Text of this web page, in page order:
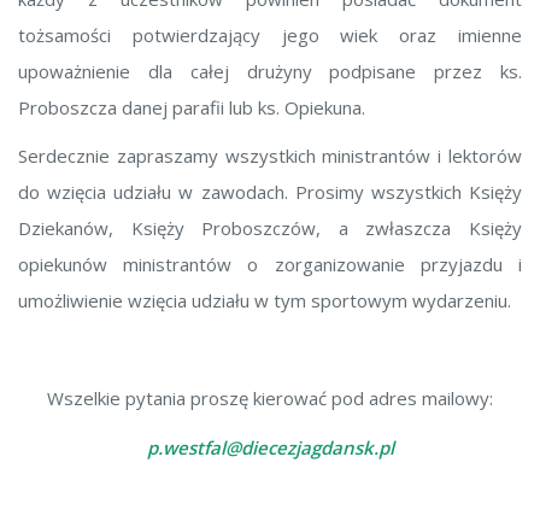
tożsamości potwierdzający jego wiek oraz imienne
upoważnienie dla całej drużyny podpisane przez ks.
Proboszcza danej parafii lub ks. Opiekuna.
Serdecznie zapraszamy wszystkich ministrantów i lektorów
do wzięcia udziału w zawodach. Prosimy wszystkich Księży
Dziekanów, Księży Proboszczów, a zwłaszcza Księży
opiekunów ministrantów o zorganizowanie przyjazdu i
umożliwienie wzięcia udziału w tym sportowym wydarzeniu.
Wszelkie pytania proszę kierować pod adres mailowy:
p.westfal@diecezjagdansk.pl